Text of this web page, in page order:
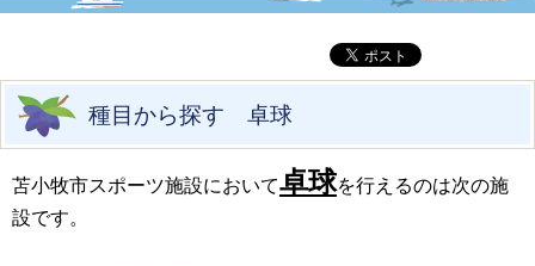
種目から探す 卓球
苫小牧市スポーツ施設において卓球を行えるのは次の施
設です。